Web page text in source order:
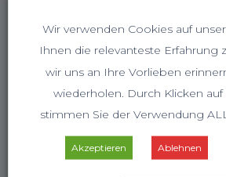
Wir verwenden Cookies auf
Ihnen die relevanteste Erfahrung
wir uns an Ihre Vorlieben
wiederholen. Durch Klicken auf
stimmen Sie der Verwendung
Akzeptieren Ablehnen